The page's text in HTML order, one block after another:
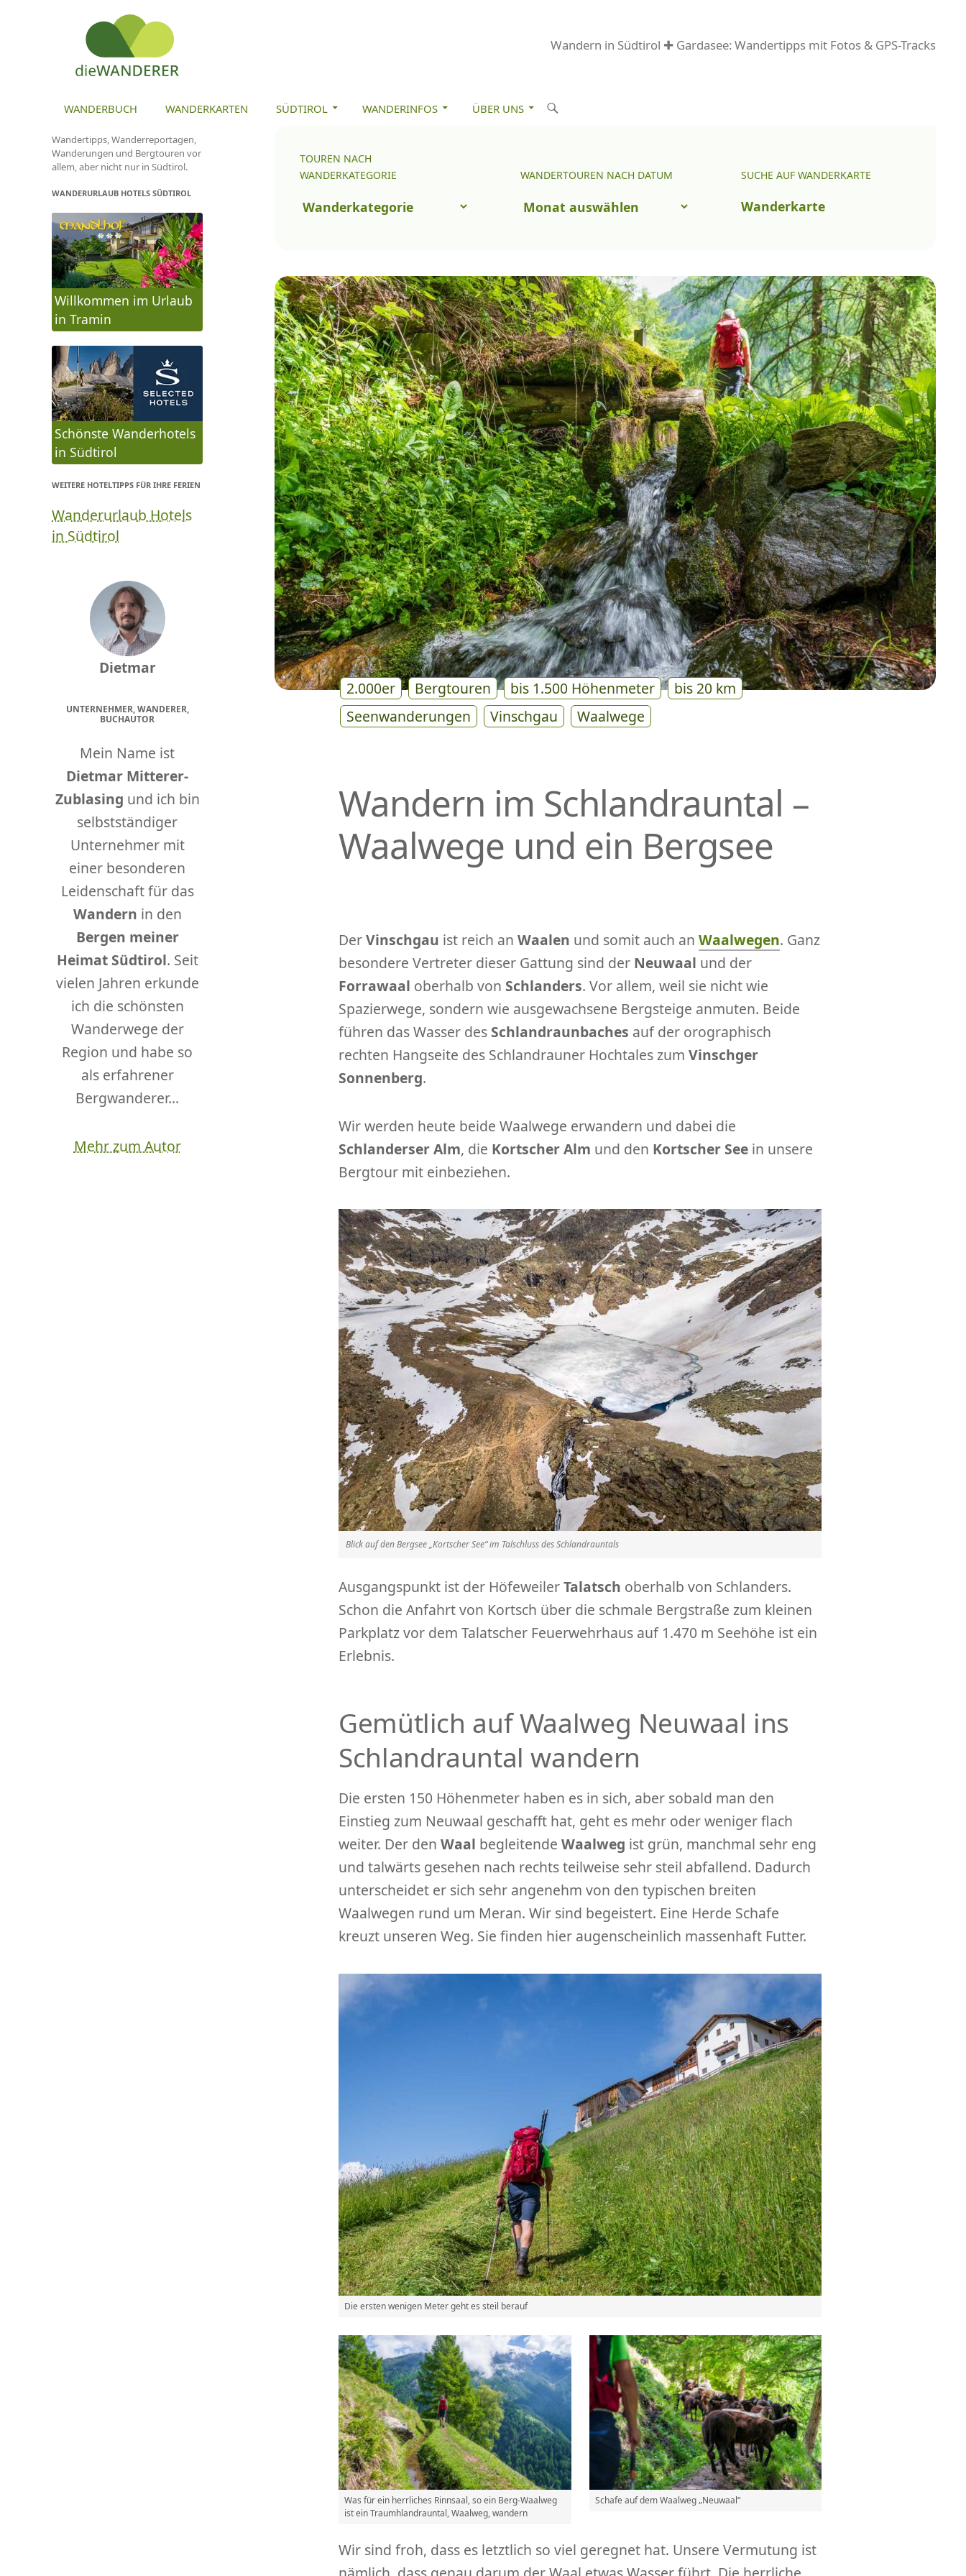
Wandern in Südtirol ✚ Gardasee: Wandertipps mit Fotos & GPS-Tracks
S
h
n
WANDERBUCH WANDERKARTEN SÜDTIROL WANDERINFOS ÜBER UNS
TOUREN NACH
WANDERKATEGORIE
Touren
WANDERTOUREN NACH DATUM
nach
Datum
SUCHE AUF WANDERKARTE
Wanderkarte
2.000er Bergtouren bis 1.500 Höhenmeter
bis 20 km
Seenwanderungen
Vinschgau Waalwege
Wandern im Schlandrauntal –
Waalwege und ein Bergsee
DerVinschgau ist reich an Waalen und somit auch an Waalwegen. Ganz
besondere Vertreter dieser Gattung sind der Neuwaal und der
Forrawaal oberhalb von Schlanders. Vor allem, weil sie nicht wie
Spazierwege, sondern wie ausgewachsene Bergsteige anmuten. Beide
führen das Wasser des Schlandraunbaches auf der orographisch
rechten Hangseite des Schlandrauner Hochtales zum Vinschger
Sonnenberg.
Wir werden heute beide Waalwege erwandern und dabei die
Schlanderser Alm, die Kortscher Alm und den Kortscher See in unsere
Bergtour mit einbeziehen.
Blick auf den Bergsee „Kortscher See“ im Talschluss des Schlandrauntals
Ausgangspunkt ist der HöfeweilerTalatsch oberhalb von Schlanders.
Schon die Anfahrt von Kortsch über die schmale Bergstraße zum kleinen
Parkplatz vor dem Talatscher Feuerwehrhaus auf 1.470 m Seehöhe ist ein
Erlebnis.
Gemütlich auf Waalweg Neuwaal ins
Schlandrauntal wandern
Die ersten 150 Höhenmeter haben es in sich, aber sobald man den
Einstieg zum Neuwaal geschafft hat, geht es mehr oder weniger flach
weiter. Der den Waal begleitende Waalweg ist grün, manchmal sehr eng
und talwärts gesehen nach rechts teilweise sehr steil abfallend. Dadurch
unterscheidet er sich sehr angenehm von den typischen breiten
Waalwegen rund um Meran. Wir sind begeistert. Eine Herde Schafe
kreuzt unseren Weg. Sie finden hier augenscheinlich massenhaft Futter.
Die ersten wenigen Meter geht es steil berauf
Was für ein herrliches Rinnsaal, so ein Berg-Waalweg
ist ein Traumhlandrauntal, Waalweg, wandern
Schafe auf dem Waalweg „Neuwaal“
Wir sind froh, dass es letztlich so viel geregnet hat. Unsere Vermutung ist
Wandertipps, Wanderreportagen,
Wanderungen und Bergtouren vor
allem, aber nicht nur in Südtirol.
WANDERURLAUB HOTELS SÜDTIROL
Willkommen im Urlaub
in Tramin
Schönste Wanderhotels
in Südtirol
WEITERE HOTELTIPPS FÜR IHRE FERIEN
Wanderurlaub Hotels
in Südtirol
Dietmar
UNTERNEHMER, WANDERER,
BUCHAUTOR
Mein Name ist
Dietmar Mitterer-
Zublasing und ich bin
selbstständiger
Unternehmer mit
einer besonderen
Leidenschaft für das
Wandern in den
Bergen meiner
Heimat Südtirol. Seit
vielen Jahren erkunde
ich die schönsten
Wanderwege der
Region und habe so
als erfahrener
Bergwanderer...
Mehr zum Autor